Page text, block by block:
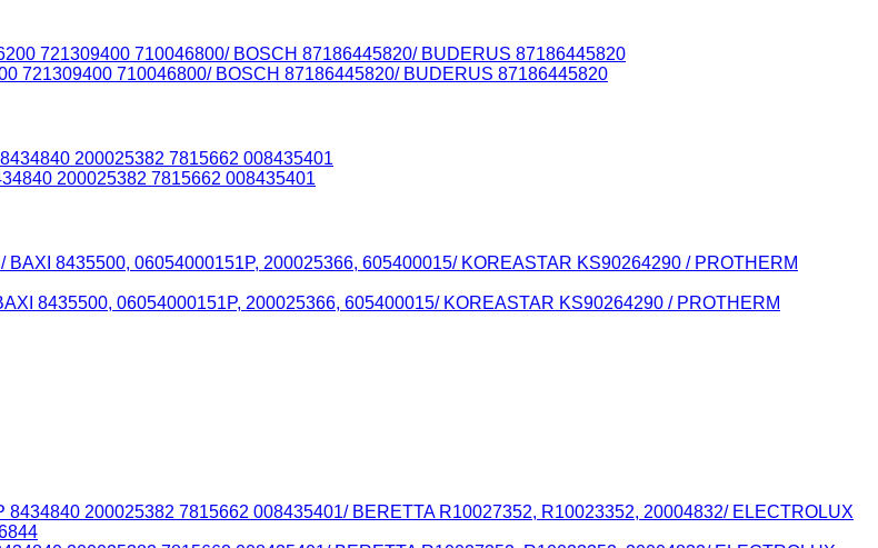
721309400 710046800/ BOSCH 87186445820/ BUDERUS 87186445820
200025382 7815662 008435401
8435500, 06054000151P, 200025366, 605400015/ KOREASTAR KS90264290 / PROTHERM